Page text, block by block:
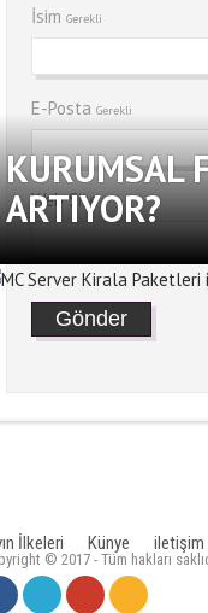
KURUMSAL
ARTIYOR?
İsim Gerekli
E-Posta Gerekli
Web Site
İlkeleri Künye iletişim
© 2017 - Tüm hakları